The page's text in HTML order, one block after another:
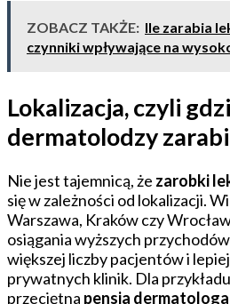
ZOBACZ TAKŻE: Ile zarabia
czynniki wpływające na
Lokalizacja, czyli
dermatolodzy
Nie jest tajemnicą, że zarobki
się w zależności od lokalizacji.
Warszawa, Kraków czy
osiągania wyższych
większej liczby pacjentów i
prywatnych klinik. Dla
przeciętna pensja dermatologa